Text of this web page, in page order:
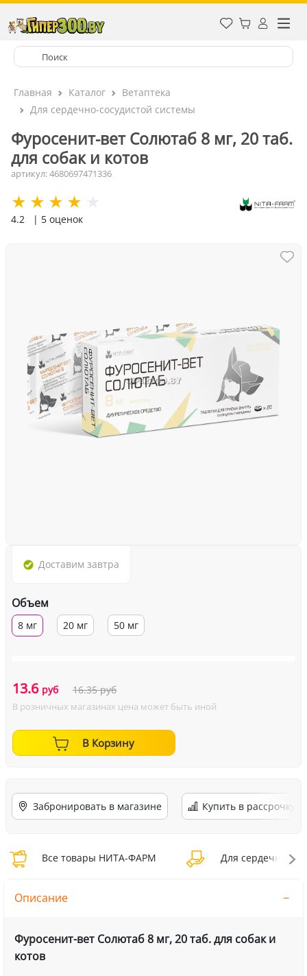
Главная Каталог
Ветаптека
Для сердечно-сосудистой системы
Фуросенит-вет Солютаб 8 мг, 20 таб.
для собак и котов
артикул: 4680697471336
4.2 | 5 оценок
Доставим завтра
Объем
8 мг 20 мг 50 мг
13.6 руб 16.35руб
В розничных магазинах цена может быть иной
В Корзину
Забронировать в магазине Купить в рассрочку
Все товары НИТА-ФАРМ Для сердечно-
Описание
Фуросенит-вет Солютаб 8 мг, 20 таб. для собак и
котов